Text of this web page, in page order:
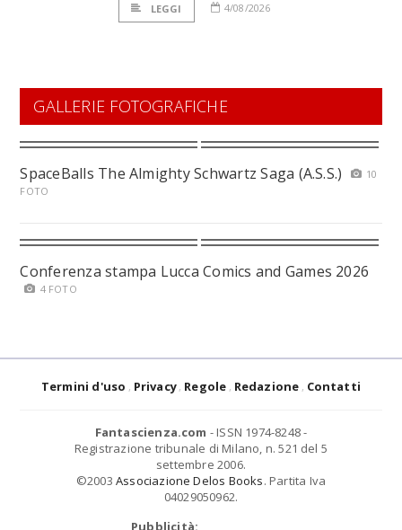
LEGGI 4/08/2026
GALLERIE FOTOGRAFICHE
SpaceBalls The Almighty Schwartz Saga (A.S.S.)
10
FOTO
Conferenza stampa Lucca Comics and Games 2026
4 FOTO
Termini d'uso Privacy Regole Redazione Contatti
Fantascienza.com - ISSN 1974-8248 -
Registrazione tribunale di Milano, n. 521 del 5
settembre 2006.
©2003 Associazione Delos Books. Partita Iva
04029050962.
Pubblicità: